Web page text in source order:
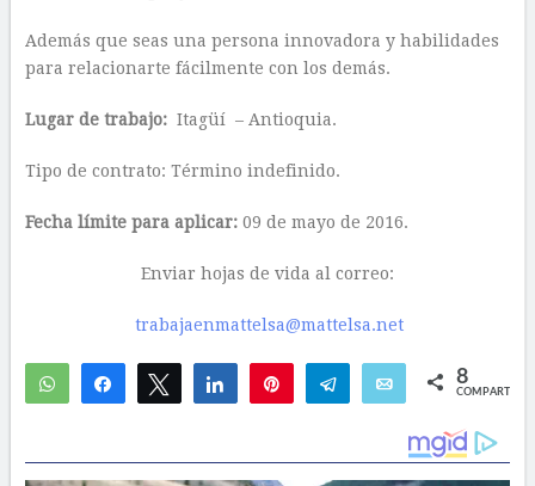
Además que seas una persona innovadora y habilidades
para relacionarte fácilmente con los demás.
Lugar de trabajo:Itagüí – Antioquia.
Tipo de contrato: Término indefinido.
Fecha límite para aplicar:09 de mayo de 2016.
Enviar hojas de vida al correo:
trabajaenmattelsa@mattelsa.net
WhatsAppCompartirTwittear Compartir Telegram Email 8
COMPARTIR